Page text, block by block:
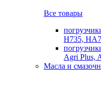
Все товары
H735,
Agri Plus,
Масла и